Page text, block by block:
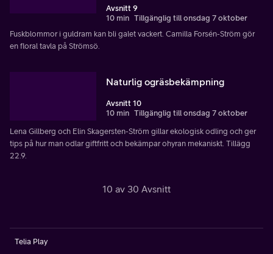
Avsnitt 9
10 min Tillgänglig till onsdag 7 oktober
Fuskblommor i guldram kan bli galet vackert. Camilla Forsén-Ström gör
en floral tavla på Strömsö.
Naturlig ogräsbekämpning
Avsnitt 10
10 min Tillgänglig till onsdag 7 oktober
Lena Gillberg och Elin Skagersten-Ström gillar ekologisk odling och ger
tips på hur man odlar giftfritt och bekämpar ohyran mekaniskt. Tillägg
22.9.
10 av 30 Avsnitt
Telia Play